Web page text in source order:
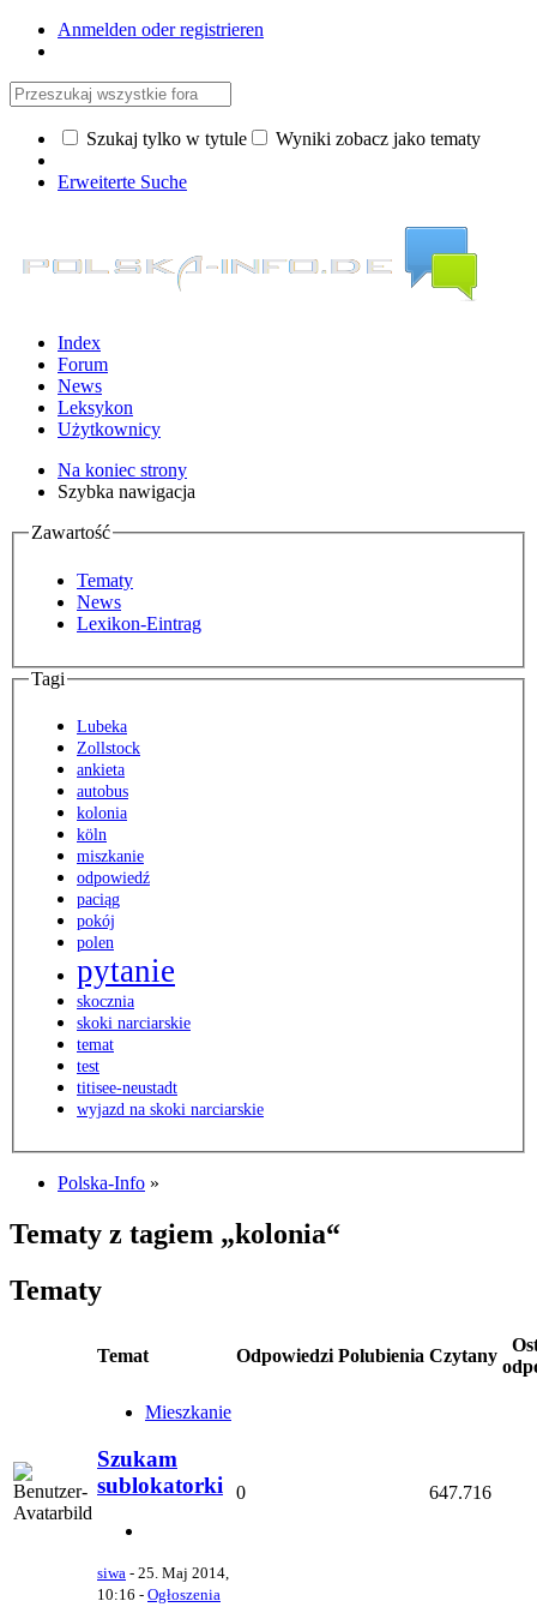
Anmelden oder registrieren
Szukaj tylko w tytule Wyniki zobacz jako tematy
Erweiterte Suche
Index
Forum
News
Leksykon
Użytkownicy
Na koniec strony
Szybka nawigacja
Zawartość
Tematy
News
Lexikon-Eintrag
Tagi
Lubeka
Zollstock
ankieta
autobus
kolonia
köln
miszkanie
odpowiedź
paciąg
pokój
polen
pytanie
skocznia
skoki narciarskie
temat
test
titisee-neustadt
wyjazd na skoki narciarskie
Polska-Info »
Tematy z tagiem „kolonia“
Tematy
Temat Odpowiedzi Polubienia Czytany
Mieszkanie
Szukam
sublokatorki
siwa - 25. Maj 2014,
10:16 - Ogłoszenia
0 647.716